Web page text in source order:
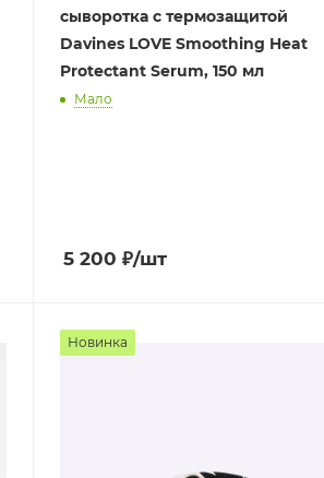
сыворотка с термозащитой
Davines LOVE Smoothing Heat
Protectant Serum, 150 мл
Мало
5 200 ₽/шт
Новинка